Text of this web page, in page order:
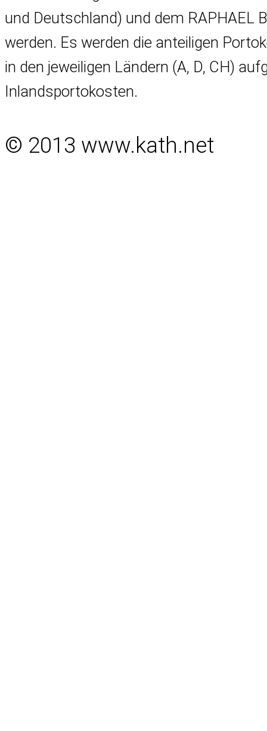
und Deutschland) und dem RAPHAEL
werden. Es werden die anteiligen
in den jeweiligen Ländern (A, D, CH)
Inlandsportokosten.
© 2013 www.kath.net